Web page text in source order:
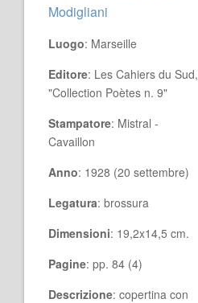
Modigliani
Luogo: Marseille
Editore: Les Cahiers du Sud,
"Collection Poètes n. 9"
Stampatore: Mistral -
Cavaillon
Anno: 1928 (20 settembre)
Legatura: brossura
Dimensioni: 19,2x14,5 cm.
Pagine: pp. 84 (4)
Descrizione: copertina con